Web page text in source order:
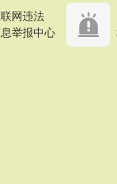
网违法
举报中心